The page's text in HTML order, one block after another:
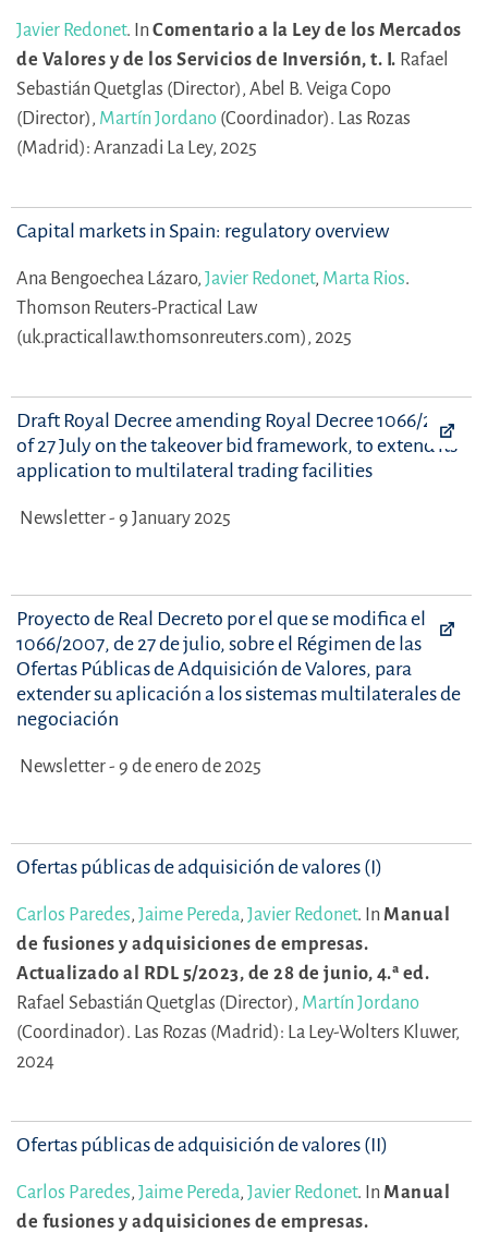
Javier Redonet. In Comentario a la Ley de los Mercados
de Valores y de los Servicios de Inversión, t. I. Rafael
Sebastián Quetglas (Director), Abel B. Veiga Copo
(Director), Martín Jordano (Coordinador). Las Rozas
(Madrid): Aranzadi La Ley, 2025
Capital markets in Spain: regulatory overview
Ana Bengoechea Lázaro, Javier Redonet, Marta Rios.
Thomson Reuters-Practical Law
(uk.practicallaw.thomsonreuters.com), 2025
Draft Royal Decree amending Royal Decree 1066/2007
of 27 July on the takeover bid framework, to extend its
application to multilateral trading facilities
Newsletter - 9 January 2025
Proyecto de Real Decreto por el que se modifica el RD
1066/2007, de 27 de julio, sobre el Régimen de las
Ofertas Públicas de Adquisición de Valores, para
extender su aplicación a los sistemas multilaterales de
negociación
Newsletter - 9 de enero de 2025
Ofertas públicas de adquisición de valores (I)
Carlos Paredes, Jaime Pereda, Javier Redonet. In Manual
de fusiones y adquisiciones de empresas.
Actualizado al RDL 5/2023, de 28 de junio, 4.ª ed.
Rafael Sebastián Quetglas (Director), Martín Jordano
(Coordinador). Las Rozas (Madrid): La Ley-Wolters Kluwer,
2024
Ofertas públicas de adquisición de valores (II)
Carlos Paredes, Jaime Pereda, Javier Redonet. In Manual
de fusiones y adquisiciones de empresas.